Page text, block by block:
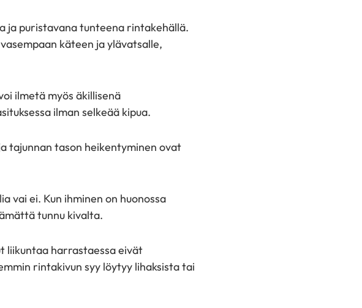
ja puristavana tunteena rintakehällä.
käteen ja ylävatsalle,
ilmetä myös äkillisenä
ilman selkeää kipua.
tajunnan tason heikentyminen ovat
vai ei. Kun ihminen on huonossa
tunnu kivalta.
liikuntaa harrastaessa eivät
rintakivun syy löytyy lihaksista tai